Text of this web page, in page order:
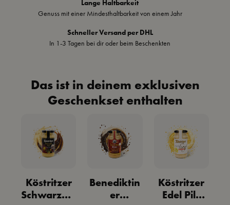
Lange Haltbarkeit
Genuss mit einer Mindesthaltbarkeit von einem Jahr
Schneller Versand per DHL
In 1-3 Tagen bei dir oder beim Beschenkten
Das ist in deinem exklusiven
Geschenkset enthalten
Köstritzer
Schwarzbie
Benediktin
er
Köstritzer
Edel Pils